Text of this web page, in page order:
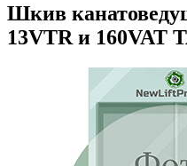
Шкив
13VTR и 160VAT